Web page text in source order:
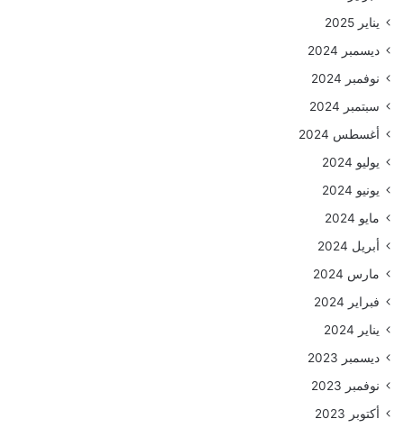
يناير 2025
ديسمبر 2024
نوفمبر 2024
سبتمبر 2024
أغسطس 2024
يوليو 2024
يونيو 2024
مايو 2024
أبريل 2024
مارس 2024
فبراير 2024
يناير 2024
ديسمبر 2023
نوفمبر 2023
أكتوبر 2023